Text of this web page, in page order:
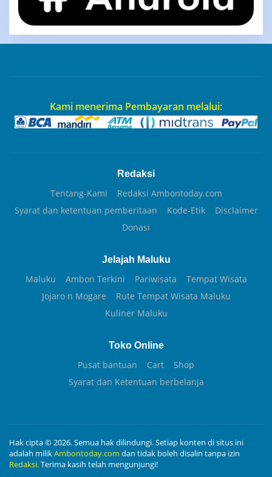
Kami menerima Pembayaran melalui:
Redaksi
Tentang-Kami
Redaksi Ambontoday.com
Syarat dan ketentuan pemberitaan
Kode-Etik
Disclaimer
Donasi
Jelajah Maluku
Maluku Ambon Terkini Pariwisata
Tempat Wisata
Jojaro n Mogare
Rute Tempat Wisata Maluku
Kuliner Maluku
Toko Online
Pusat bantuan Cart
Shop
Syarat dan Ketentuan berbelanja
Hak cipta © 2026. Semua hak dilindungi. Setiap konten di situs ini
adalah milikAmbontoday.com dan tidak boleh disalin tanpa izin
Redaksi.Terima kasih telah mengunjungi!